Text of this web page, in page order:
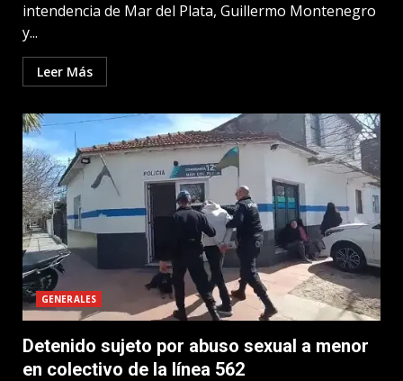
intendencia de Mar del Plata, Guillermo Montenegro
y...
Leer Más
GENERALES
Detenido sujeto por abuso sexual a menor
en colectivo de la línea 562